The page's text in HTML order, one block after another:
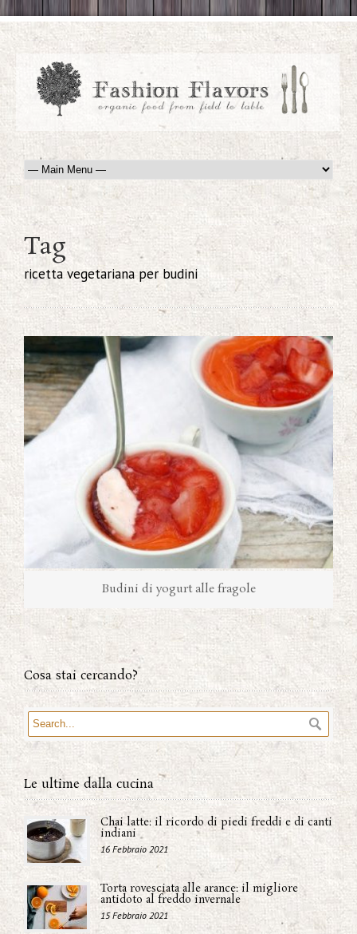
Tag
ricetta vegetariana per budini
Budini di yogurt alle fragole
Cosa stai cercando?
Le ultime dalla cucina
Chai latte: il ricordo di piedi freddi e di canti
indiani
16 Febbraio 2021
Torta rovesciata alle arance: il migliore
antidoto al freddo invernale
15 Febbraio 2021